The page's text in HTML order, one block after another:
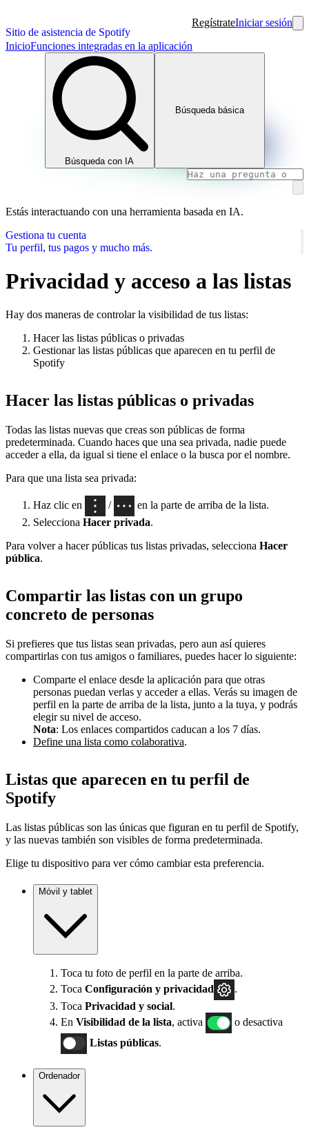
Sitio de asistencia de Spotify
RegístrateIniciar sesión
InicioFunciones integradas en la aplicación
Búsqueda con IA
Búsqueda básica
Estás interactuando con una herramienta basada en IA.
Gestiona tu cuenta
Tu perfil, tus pagos y mucho más.
Privacidad y acceso a las listas
Hay dos maneras de controlar la visibilidad de tus listas:
Hacer las listas públicas o privadas
Gestionar las listas públicas que aparecen en tu perfil de
Spotify
Hacer las listas públicas o privadas
Todas las listas nuevas que creas son públicas de forma
predeterminada. Cuando haces que una sea privada, nadie puede
acceder a ella, da igual si tiene el enlace o la busca por el nombre.
Para que una lista sea privada:
Haz clic en /
en la parte de arriba de la lista.
Selecciona Hacer privada.
Para volver a hacer públicas tus listas privadas, selecciona Hacer
pública.
Compartir las listas con un grupo
concreto de personas
Si prefieres que tus listas sean privadas, pero aun así quieres
compartirlas con tus amigos o familiares, puedes hacer lo siguiente:
Comparte el enlace desde la aplicación para que otras
personas puedan verlas y acceder a ellas. Verás su imagen de
perfil en la parte de arriba de la lista, junto a la tuya, y podrás
elegir su nivel de acceso.
Nota: Los enlaces compartidos caducan a los 7 días.
Define una lista como colaborativa.
Listas que aparecen en tu perfil de
Spotify
Las listas públicas son las únicas que figuran en tu perfil de Spotify,
y las nuevas también son visibles de forma predeterminada.
Elige tu dispositivo para ver cómo cambiar esta preferencia.
Móvil y tablet
Toca tu foto de perfil en la parte de arriba.
Toca Configuración y privacidad
.
Toca Privacidad y social.
En Visibilidad de la lista, activa
o desactiva
Listas públicas.
Ordenador